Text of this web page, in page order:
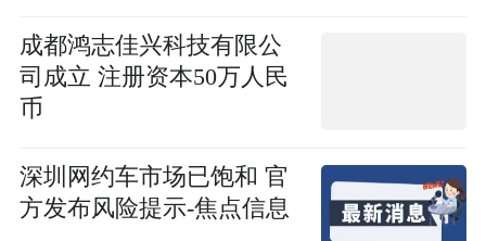
成都鸿志佳兴科技有限公
司成立 注册资本50万人民
币
深圳网约车市场已饱和 官
方发布风险提示-焦点信息